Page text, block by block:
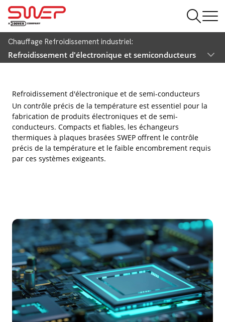
Chauffage Refroidissement industriel:
Refroidissement d'électronique et semiconducteurs
Refroidissement d'électronique et de semi-conducteurs
Un contrôle précis de la température est essentiel pour la
fabrication de produits électroniques et de semi-
conducteurs. Compacts et fiables, les échangeurs
thermiques à plaques brasées SWEP offrent le contrôle
précis de la température et le faible encombrement requis
par ces systèmes exigeants.